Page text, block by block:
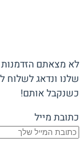
לא מצאתם הזדמנות
שלנו ונדאג לשלוח
כשנקבל אותם!
כתובת מייל